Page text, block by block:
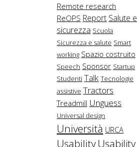
Remote research
ReOPS Report Salute e
sicurezza Scuola
Sicurezza e salute Smart
working Spazio costruito
Speech Sponsor Startup
Studenti Talk Tecnologie
assistive Tractors
Treadmill Unguess
Universal design
Università URCA
UsabilityUsability